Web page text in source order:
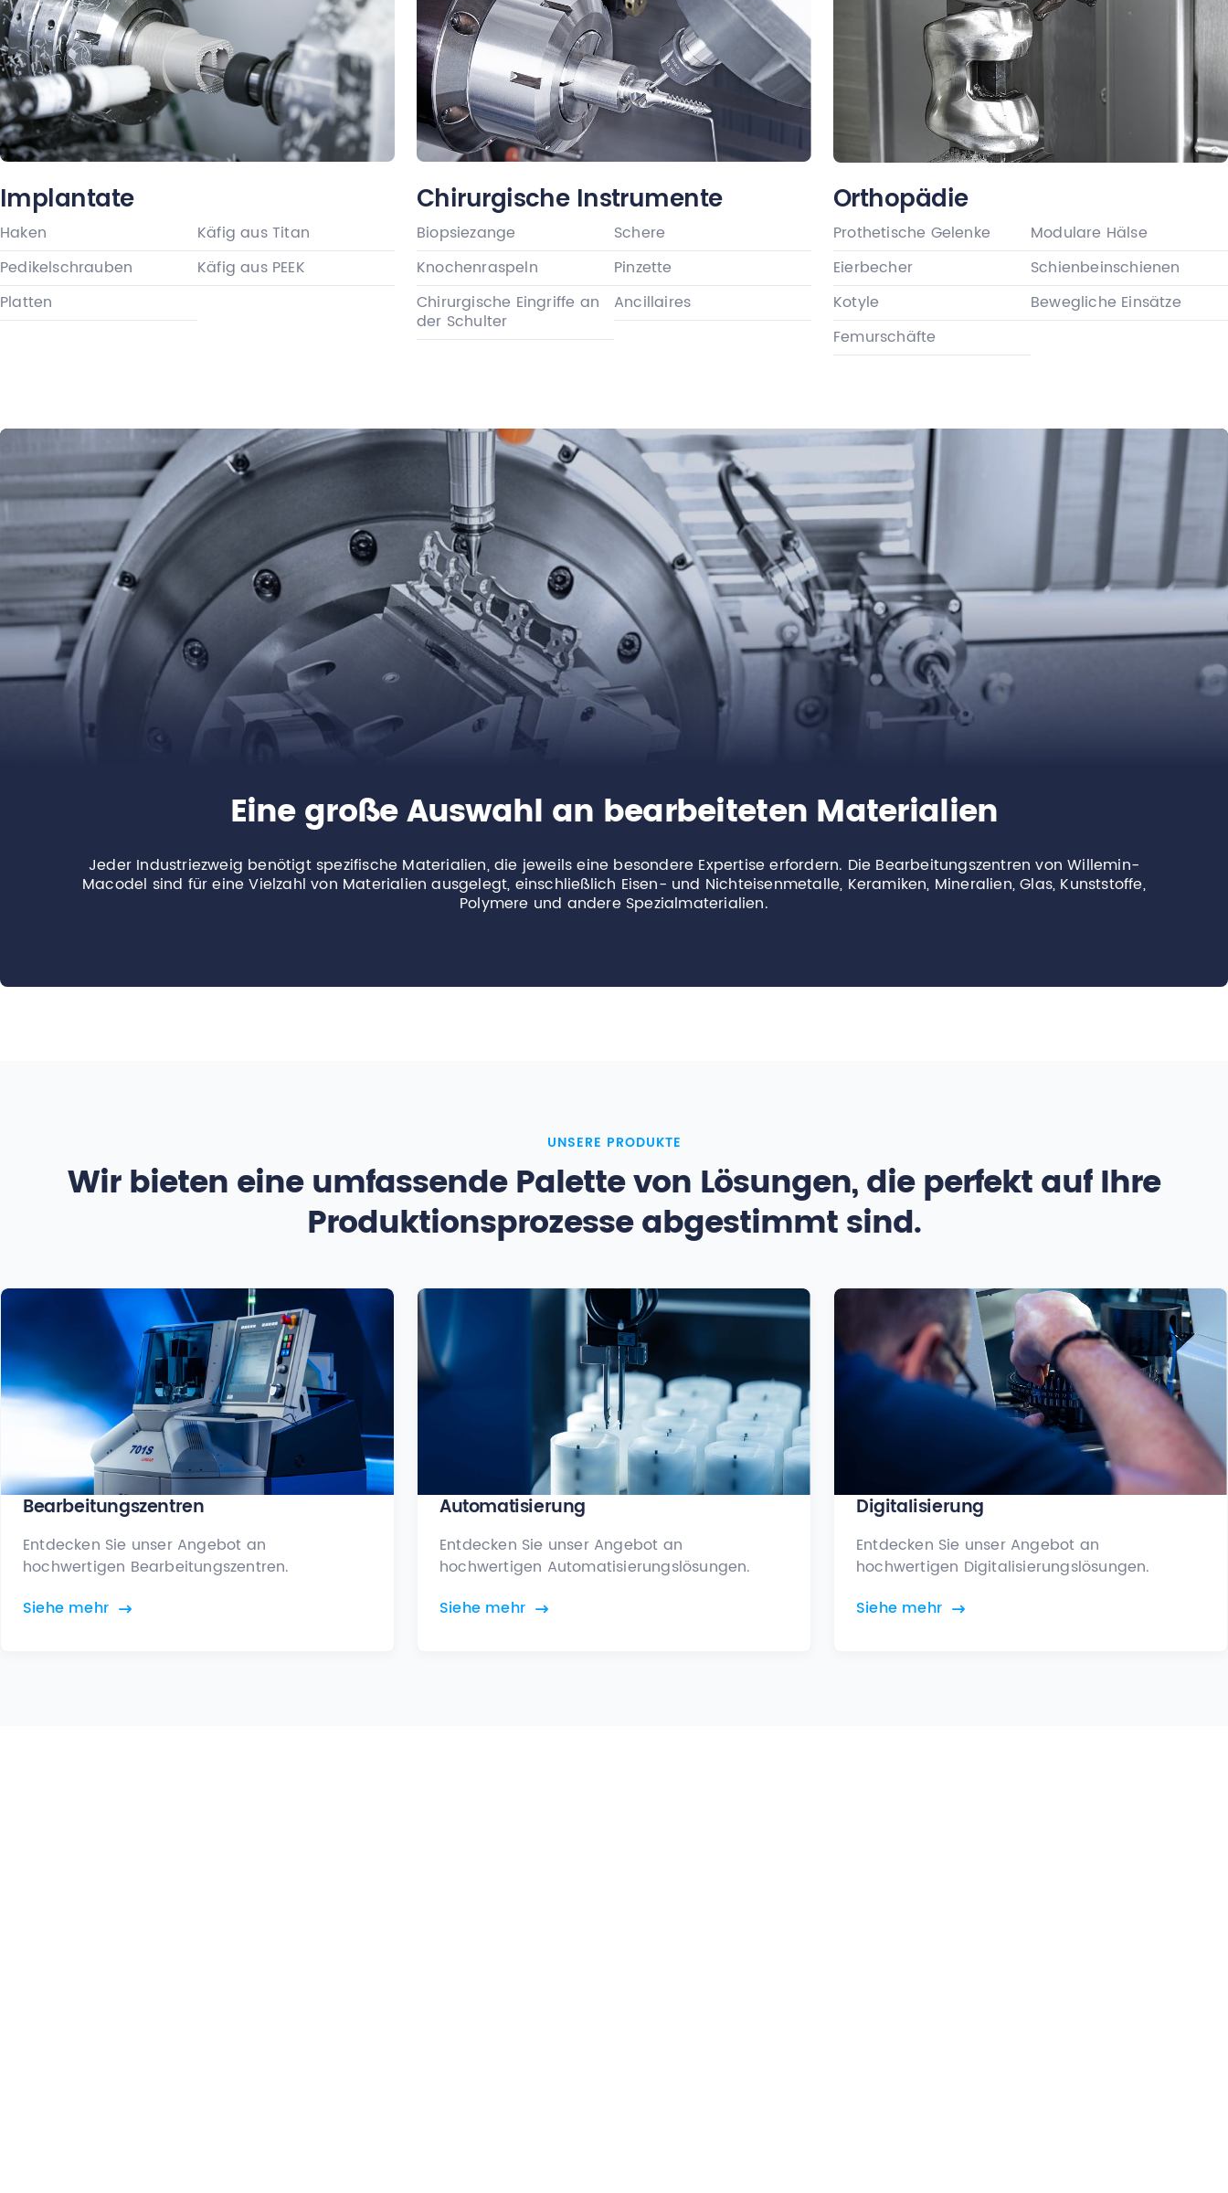
Implantate
Haken
Käfig aus Titan
Pedikelschrauben
Käfig aus PEEK
Platten
Chirurgische Instrumente
Biopsiezange
Schere
Knochenraspeln
Pinzette
Chirurgische Eingriffe an
der Schulter
Ancillaires
Orthopädie
Prothetische Gelenke
Modulare Hälse
Eierbecher
Schienbeinschienen
Kotyle
Bewegliche Einsätze
Femurschäfte
Eine große Auswahl an bearbeiteten Materialien
Jeder Industriezweig benötigt spezifische Materialien, die jeweils eine besondere Expertise erfordern. Die Bearbeitungszentren von Willemin-
Macodel sind für eine Vielzahl von Materialien ausgelegt, einschließlich Eisen- und Nichteisenmetalle, Keramiken, Mineralien, Glas, Kunststoffe,
Polymere und andere Spezialmaterialien.
UNSERE PRODUKTE
Wir bieten eine umfassende Palette von Lösungen, die perfekt auf Ihre
Produktionsprozesse abgestimmt sind.
Bearbeitungszentren
Entdecken Sie unser Angebot an
hochwertigen Bearbeitungszentren.
Siehe mehr
Automatisierung
Entdecken Sie unser Angebot an
hochwertigen Automatisierungslösungen.
Siehe mehr
Digitalisierung
Entdecken Sie unser Angebot an
hochwertigen Digitalisierungslösungen.
Siehe mehr